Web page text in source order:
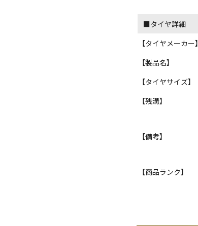
■タイヤ詳細
【タイヤメーカー】
【製品名】
【タイヤサイズ】
【残溝】
【備考】
【商品ランク】